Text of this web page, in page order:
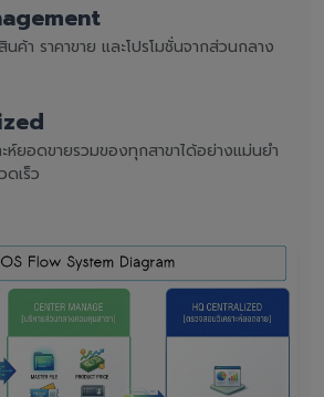
ค้า ราคาขาย และโปรโมชั่นจากส่วนกลาง
ห์ยอดขายรวมของทุกสาขาได้อย่างแม่นยำ
เร็ว